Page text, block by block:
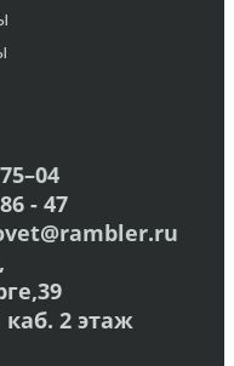
- 47
каб. 2 этаж